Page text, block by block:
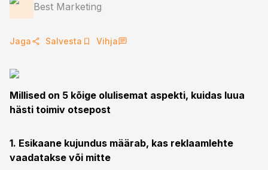
Best Marketing
Jaga Salvesta Vihja
Millised on 5 kõige olulisemat aspekti, kuidas luua
hästi toimiv otsepost
1. Esikaane kujundus määrab, kas reklaamlehte
vaadatakse või mitte